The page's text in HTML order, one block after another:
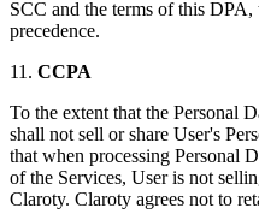
SCC and the terms of this
precedence.
11. CCPA
To the extent that the Personal
shall not sell or share User's
that when processing Personal
of the Services, User is not
Claroty. Claroty agrees not to